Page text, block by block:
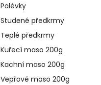
Polévky
Studené předkrmy
Teplé předkrmy
Kuřecí maso 200g
Kachní maso 200g
Vepřové maso 200g